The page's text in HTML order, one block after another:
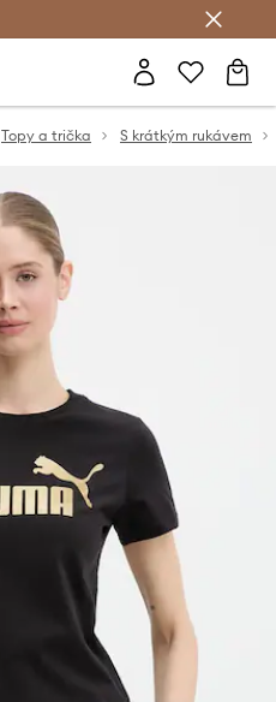
Topy a trička S krátkým rukávem